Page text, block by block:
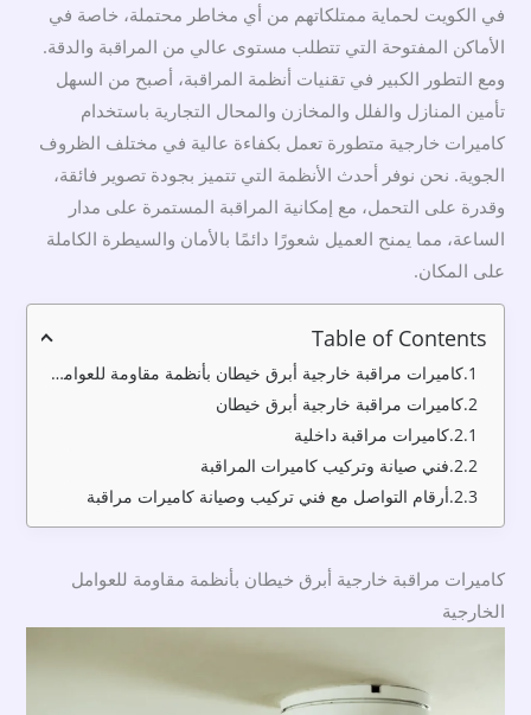
في الكويت لحماية ممتلكاتهم من أي مخاطر محتملة، خاصة في
الأماكن المفتوحة التي تتطلب مستوى عالي من المراقبة والدقة.
ومع التطور الكبير في تقنيات أنظمة المراقبة، أصبح من السهل
تأمين المنازل والفلل والمخازن والمحال التجارية باستخدام
كاميرات خارجية متطورة تعمل بكفاءة عالية في مختلف الظروف
الجوية. نحن نوفر أحدث الأنظمة التي تتميز بجودة تصوير فائقة،
وقدرة على التحمل، مع إمكانية المراقبة المستمرة على مدار
الساعة، مما يمنح العميل شعورًا دائمًا بالأمان والسيطرة الكاملة
على المكان.
Table of Contents
كاميرات مراقبة خارجية أبرق خيطان بأنظمة مقاومة للعوامل الخارجية
كاميرات مراقبة خارجية أبرق خيطان
كاميرات مراقبة داخلية
فني صيانة وتركيب كاميرات المراقبة
أرقام التواصل مع فني تركيب وصيانة كاميرات مراقبة
كاميرات مراقبة خارجية أبرق خيطان بأنظمة مقاومة للعوامل
الخارجية